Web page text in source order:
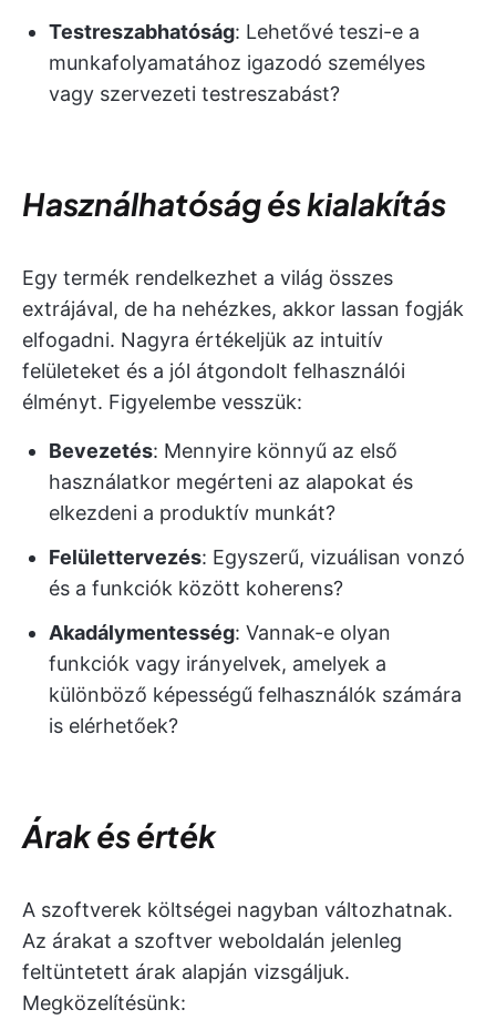
Testreszabhatóság: Lehetővé teszi-e a
munkafolyamatához igazodó személyes
vagy szervezeti testreszabást?
Használhatóság és kialakítás
Egy termék rendelkezhet a világ összes
extrájával, de ha nehézkes, akkor lassan fogják
elfogadni. Nagyra értékeljük az intuitív
felületeket és a jól átgondolt felhasználói
élményt. Figyelembe vesszük:
Bevezetés: Mennyire könnyű az első
használatkor megérteni az alapokat és
elkezdeni a produktív munkát?
Felülettervezés: Egyszerű, vizuálisan vonzó
és a funkciók között koherens?
Akadálymentesség: Vannak-e olyan
funkciók vagy irányelvek, amelyek a
különböző képességű felhasználók számára
is elérhetőek?
Árak és érték
A szoftverek költségei nagyban változhatnak.
Az árakat a szoftver weboldalán jelenleg
feltüntetett árak alapján vizsgáljuk.
Megközelítésünk: